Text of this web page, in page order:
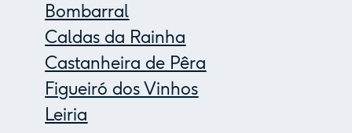
Bombarral
Caldas da Rainha
Castanheira de Pêra
Figueiró dos Vinhos
Leiria